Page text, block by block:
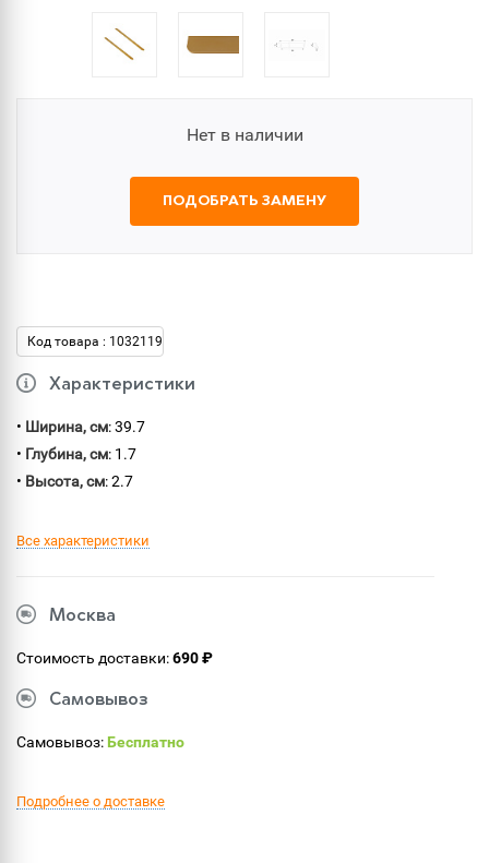
Нет в наличии
ПОДОБРАТЬ ЗАМЕНУ
Код товара : 1032119
Характеристики
• Ширина, см: 39.7
• Глубина, см: 1.7
• Высота, см: 2.7
Все характеристики
Москва
Стоимость доставки:690 ₽
Самовывоз
Самовывоз:Бесплатно
Подробнее о доставке